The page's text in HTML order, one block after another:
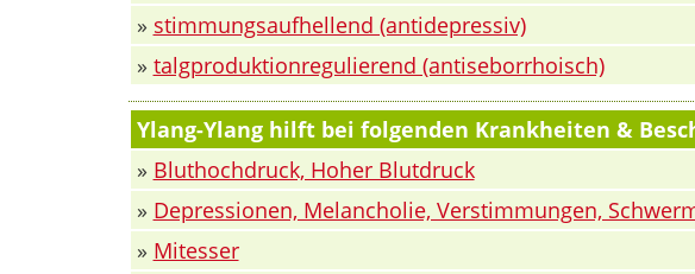
» stimmungsaufhellend (antidepressiv)
» talgproduktionregulierend (antiseborrhoisch)
Ylang-Ylang hilft bei folgenden Krankheiten &
» Bluthochdruck, Hoher Blutdruck
» Depressionen, Melancholie, Verstimmungen,
» Mitesser